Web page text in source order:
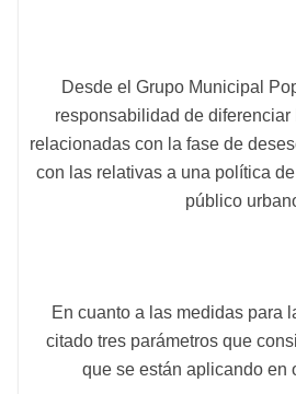
Desde el Grupo Municipal
responsabilidad de
relacionadas con la fase de
con las relativas a una política
público
En cuanto a las medidas para
citado tres parámetros que
que se están aplicando en